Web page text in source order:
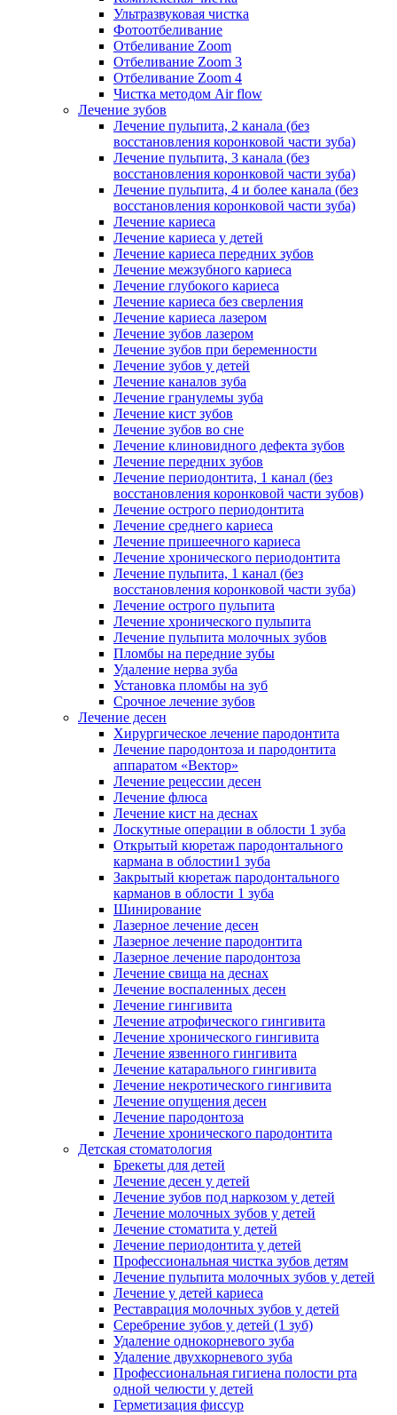
Ультразвуковая чистка
Фотоотбеливание
Отбеливание Zoom
Отбеливание Zoom 3
Отбеливание Zoom 4
Чистка методом Air flow
Лечение зубов
Лечение пульпита, 2 канала (без
восстановления коронковой части зуба)
Лечение пульпита, 3 канала (без
восстановления коронковой части зуба)
Лечение пульпита, 4 и более канала (без
восстановления коронковой части зуба)
Лечение кариеса
Лечение кариеса у детей
Лечение кариеса передних зубов
Лечение межзубного кариеса
Лечение глубокого кариеса
Лечение кариеса без сверления
Лечение кариеса лазером
Лечение зубов лазером
Лечение зубов при беременности
Лечение зубов у детей
Лечение каналов зуба
Лечение гранулемы зуба
Лечение кист зубов
Лечение зубов во сне
Лечение клиновидного дефекта зубов
Лечение передних зубов
Лечение периодонтита, 1 канал (без
восстановления коронковой части зубов)
Лечение острого периодонтита
Лечение среднего кариеса
Лечение пришеечного кариеса
Лечение хронического периодонтита
Лечение пульпита, 1 канал (без
восстановления коронковой части зуба)
Лечение острого пульпита
Лечение хронического пульпита
Лечение пульпита молочных зубов
Пломбы на передние зубы
Удаление нерва зуба
Установка пломбы на зуб
Срочное лечение зубов
Лечение десен
Хирургическое лечение пародонтита
Лечение пародонтоза и пародонтита
аппаратом «Вектор»
Лечение рецессии десен
Лечение флюса
Лечение кист на деснах
Лоскутные операции в облости 1 зуба
Открытый кюретаж пародонтального
кармана в облостии1 зуба
Закрытый кюретаж пародонтального
карманов в облости 1 зуба
Шинирование
Лазерное лечение десен
Лазерное лечение пародонтита
Лазерное лечение пародонтоза
Лечение свища на деснах
Лечение воспаленных десен
Лечение гингивита
Лечение атрофического гингивита
Лечение хронического гингивита
Лечение язвенного гингивита
Лечение катарального гингивита
Лечение некротического гингивита
Лечение опущения десен
Лечение пародонтоза
Лечение хронического пародонтита
Детская стоматология
Брекеты для детей
Лечение десен у детей
Лечение зубов под наркозом у детей
Лечение молочных зубов у детей
Лечение стоматита у детей
Лечение периодонтита у детей
Профессиональная чистка зубов детям
Лечение пульпита молочных зубов у детей
Лечение у детей кариеса
Реставрация молочных зубов у детей
Серебрение зубов у детей (1 зуб)
Удаление однокорневого зуба
Удаление двухкорневого зуба
Профессиональная гигиена полости рта
одной челюсти у детей
Герметизация фиссур